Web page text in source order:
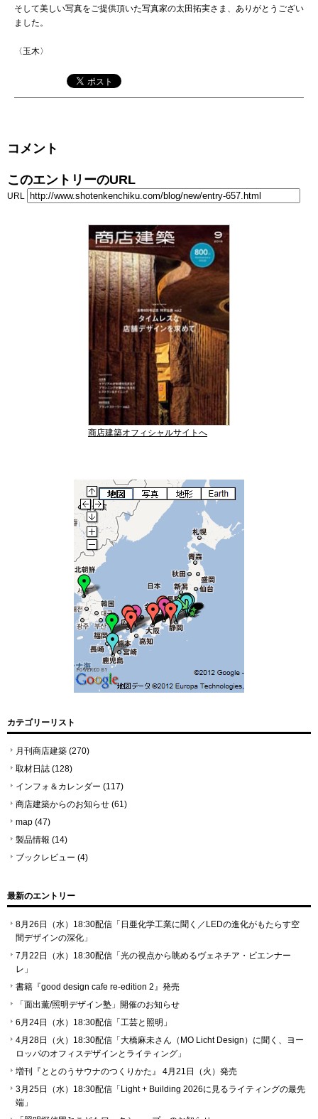
そして美しい写真をご提供頂いた写真家の太田拓実さま、ありがとうござい
ました。
〈玉木〉
コメント
このエントリーのURL
URL
商店建築オフィシャルサイトへ
カテゴリーリスト
月刊商店建築 (270)
取材日誌 (128)
インフォ＆カレンダー (117)
商店建築からのお知らせ (61)
map (47)
製品情報 (14)
ブックレビュー (4)
最新のエントリー
8月26日（水）18:30配信「日亜化学工業に聞く／LEDの進化がもたらす空
間デザインの深化」
7月22日（水）18:30配信「光の視点から眺めるヴェネチア・ビエンナー
レ」
書籍『good design cafe re-edition 2』発売
「⾯出薫/照明デザイン塾」開催のお知らせ
6月24日（水）18:30配信「工芸と照明」
4月28日（火）18:30配信「大橋麻未さん（MO Licht Design）に聞く、ヨー
ロッパのオフィスデザインとライティング」
増刊『ととのうサウナのつくりかた』 4月21日（火）発売
3月25日（水）18:30配信「Light + Building 2026に見るライティングの最先
端」